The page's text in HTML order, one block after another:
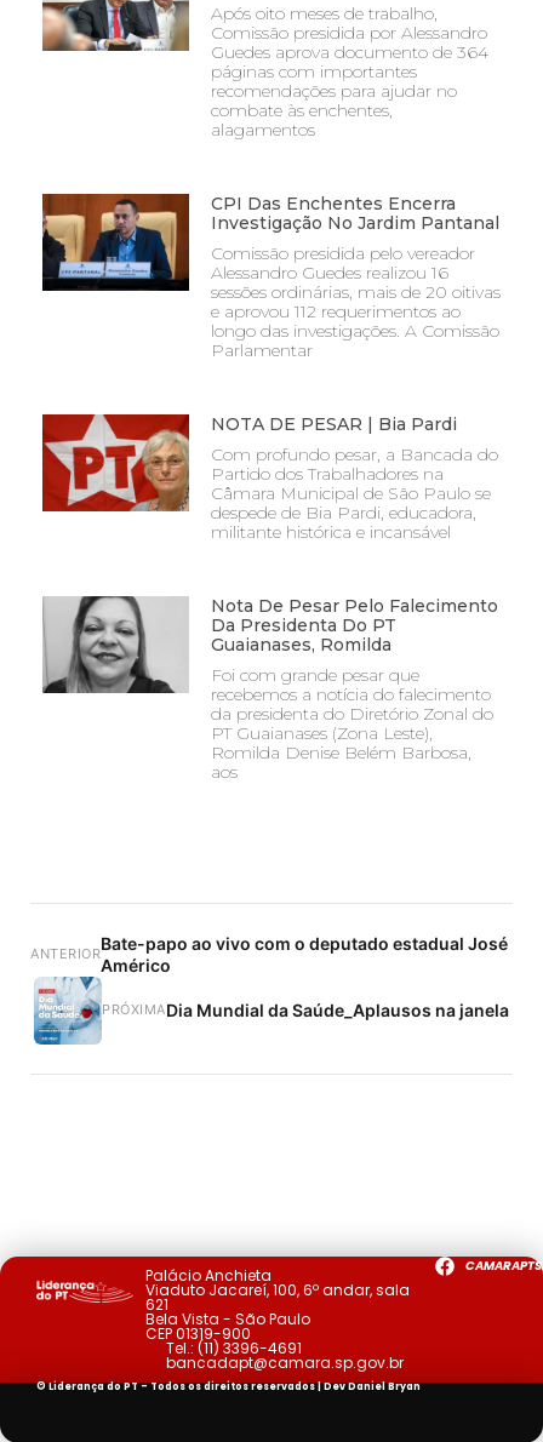
Após oito meses de trabalho,
Comissão presidida por Alessandro
Guedes aprova documento de 364
páginas com importantes
recomendações para ajudar no
combate às enchentes,
alagamentos
CPI Das Enchentes Encerra
Investigação No Jardim Pantanal
Comissão presidida pelo vereador
Alessandro Guedes realizou 16
sessões ordinárias, mais de 20 oitivas
e aprovou 112 requerimentos ao
longo das investigações. A Comissão
Parlamentar
NOTA DE PESAR | Bia Pardi
Com profundo pesar, a Bancada do
Partido dos Trabalhadores na
Câmara Municipal de São Paulo se
despede de Bia Pardi, educadora,
militante histórica e incansável
Nota De Pesar Pelo Falecimento
Da Presidenta Do PT
Guaianases, Romilda
Foi com grande pesar que
recebemos a notícia do falecimento
da presidenta do Diretório Zonal do
PT Guaianases (Zona Leste),
Romilda Denise Belém Barbosa,
aos
ANTERIORBate-papo ao vivo com o deputado estadual José
Américo
PRÓXIMADia Mundial da Saúde_Aplausos na janela
Palácio Anchieta
Viaduto Jacareí, 100, 6º andar, sala
621
Bela Vista - São Paulo
CEP 01319-900
Tel.: (11) 3396-4691
bancadapt@camara.sp.gov.br
© Liderança do PT - Todos os direitos reservados | DevDaniel Bryan